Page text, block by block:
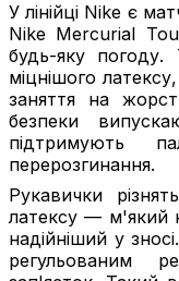
У лінійці Nike є
Nike Mercurial
будь-яку погоду.
міцнішого
заняття на
безпеки
підтримують
перерозгинання.
Рукавички
латексу — м'який
надійніший у
регульованим